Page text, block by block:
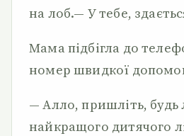
на лоб.— У тебе,
Мама підбігла до
номер швидкої
— Алло, пришліть, будь
найкращого дитячого